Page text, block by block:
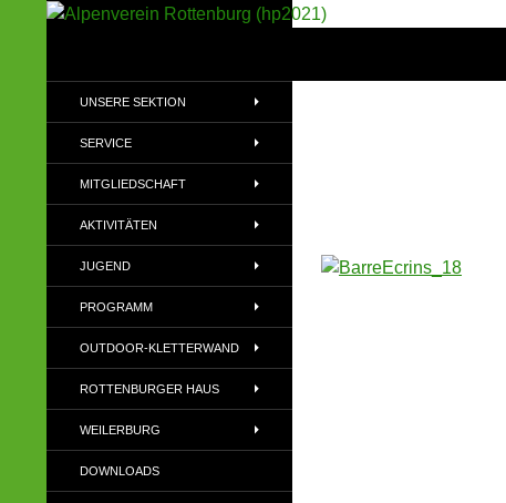
(DAV)
UNSERE SEKTION
SERVICE
MITGLIEDSCHAFT
AKTIVITÄTEN
JUGEND
PROGRAMM
OUTDOOR-KLETTERWAND
ROTTENBURGER HAUS
WEILERBURG
DOWNLOADS